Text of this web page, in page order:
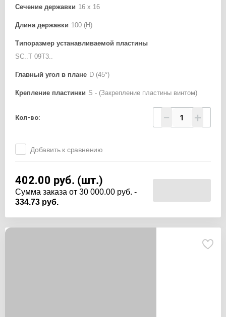
Сечение державки 16 x 16
Длина державки 100 (H)
Типоразмер устанавливаемой пластины
SC..T 09T3..
Главный угол в плане D (45°)
Крепление пластинки S - (Закрепление пластины винтом)
Кол-во: − +
Добавить к сравнению
402.00 руб. (шт.)
Cумма заказа от 30 000.00 руб. -
334.73 руб.